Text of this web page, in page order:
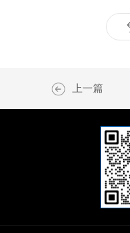
上一篇